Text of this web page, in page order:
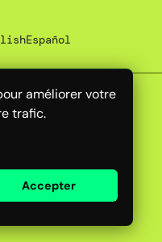
améliorer votre
trafic.
Accepter
Español